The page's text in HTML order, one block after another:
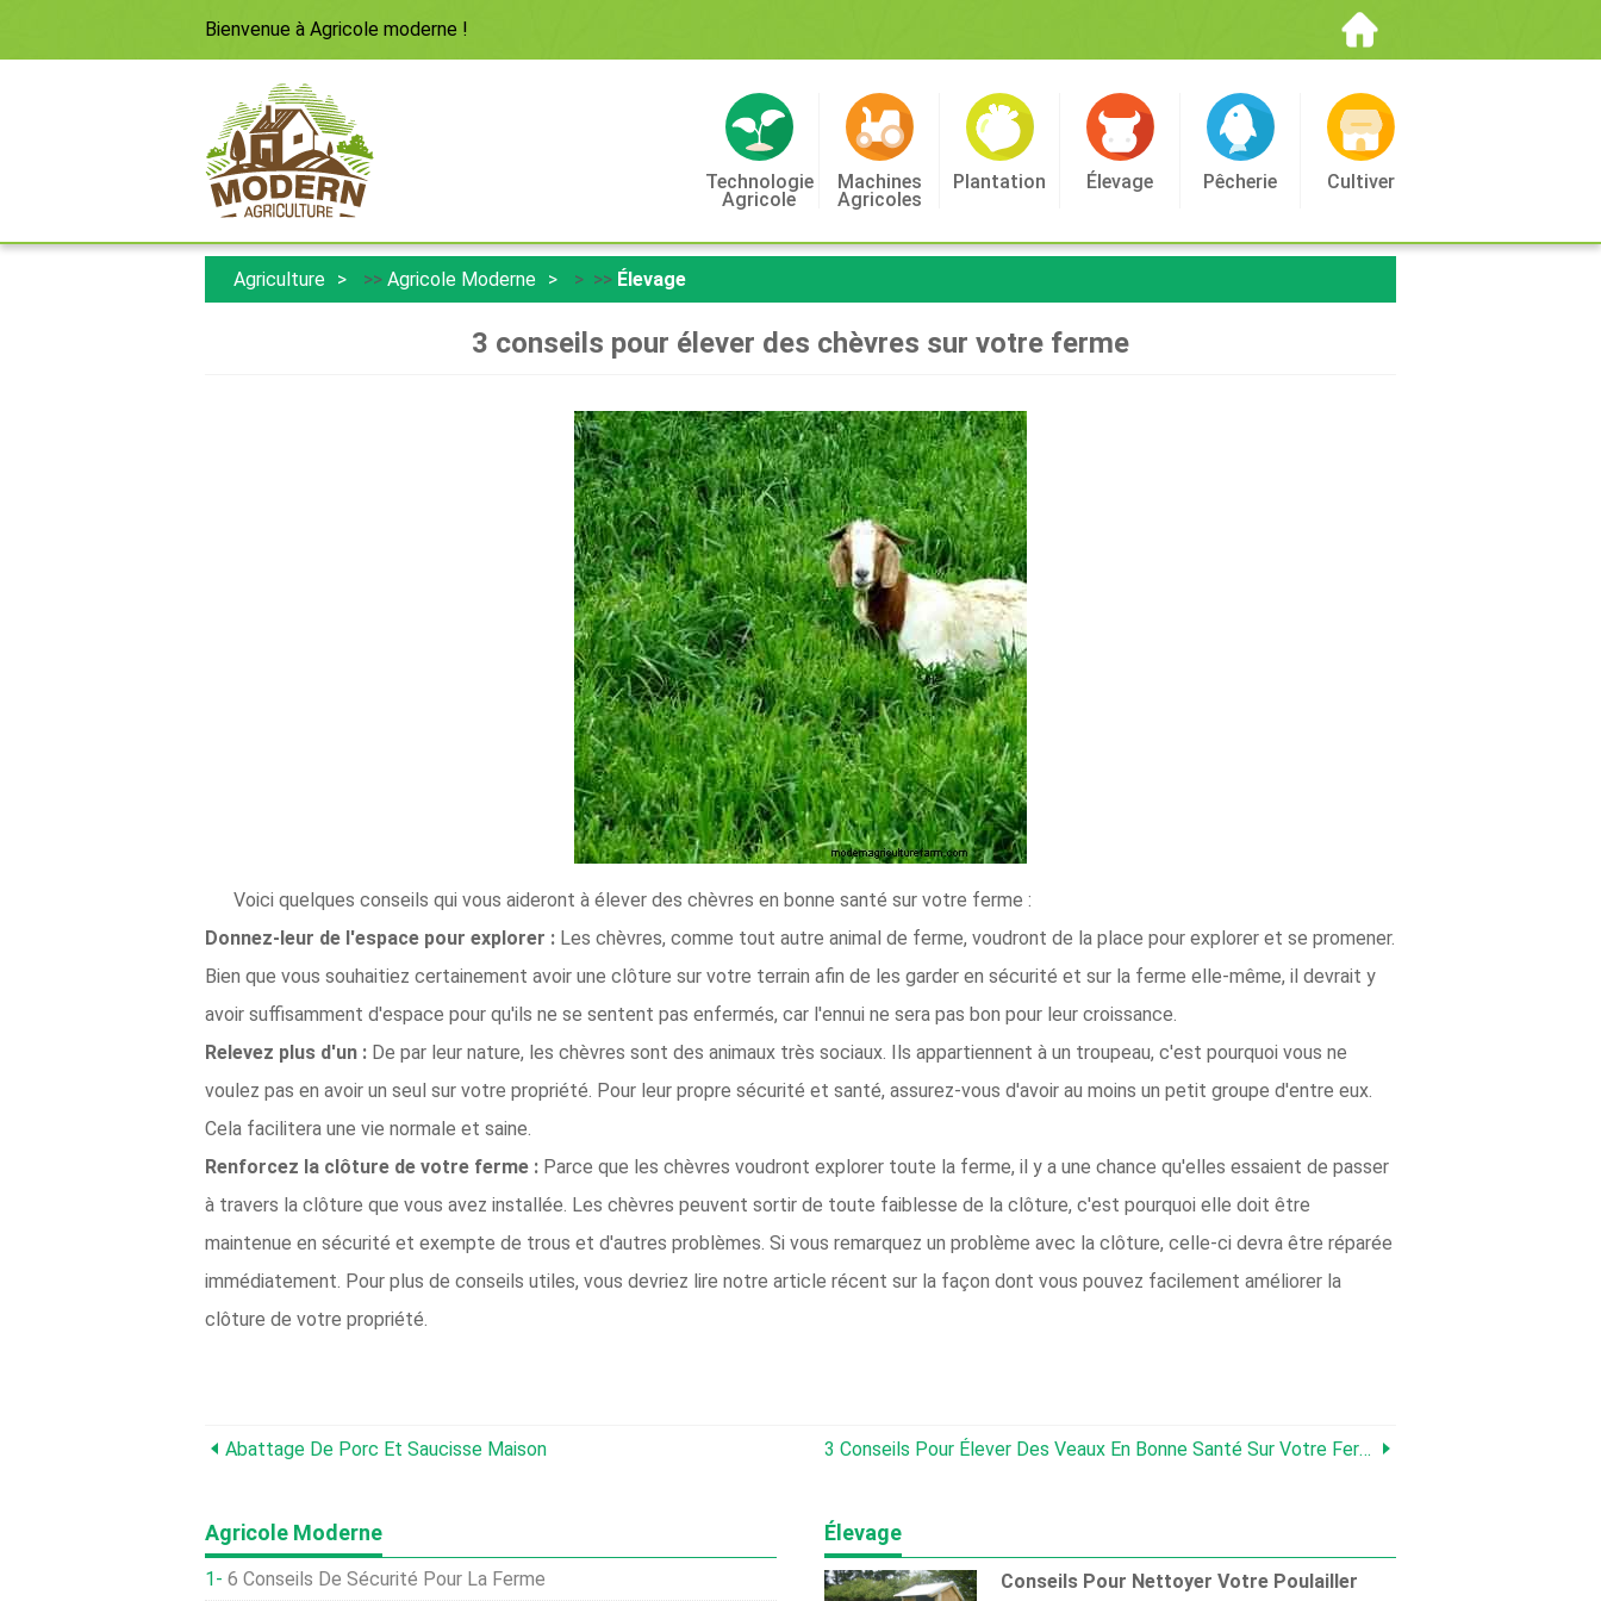
Bienvenue à Agricole moderne !
Technologie
Agricole
Machines
Agricoles
Plantation Élevage Pêcherie Cultiver
Agriculture >> Agricole Moderne > >> Élevage
3 conseils pour élever des chèvres sur votre ferme
Voici quelques conseils qui vous aideront à élever des chèvres en bonne santé sur votre ferme :
Donnez-leur de l'espace pour explorer : Les chèvres, comme tout autre animal de ferme, voudront de la place pour explorer et se promener.
Bien que vous souhaitiez certainement avoir une clôture sur votre terrain afin de les garder en sécurité et sur la ferme elle-même, il devrait y
avoir suffisamment d'espace pour qu'ils ne se sentent pas enfermés, car l'ennui ne sera pas bon pour leur croissance.
Relevez plus d'un : De par leur nature, les chèvres sont des animaux très sociaux. Ils appartiennent à un troupeau, c'est pourquoi vous ne
voulez pas en avoir un seul sur votre propriété. Pour leur propre sécurité et santé, assurez-vous d'avoir au moins un petit groupe d'entre eux.
Cela facilitera une vie normale et saine.
Renforcez la clôture de votre ferme : Parce que les chèvres voudront explorer toute la ferme, il y a une chance qu'elles essaient de passer
à travers la clôture que vous avez installée. Les chèvres peuvent sortir de toute faiblesse de la clôture, c'est pourquoi elle doit être
maintenue en sécurité et exempte de trous et d'autres problèmes. Si vous remarquez un problème avec la clôture, celle-ci devra être réparée
immédiatement. Pour plus de conseils utiles, vous devriez lire notre article récent sur la façon dont vous pouvez facilement améliorer la
clôture de votre propriété.
Abattage De Porc Et Saucisse Maison 3 Conseils Pour Élever Des Veaux En Bonne Santé Sur Votre Ferme
Agricole Moderne
6 Conseils De Sécurité Pour La Ferme
Élevage
Conseils Pour Nettoyer Votre Poulailler